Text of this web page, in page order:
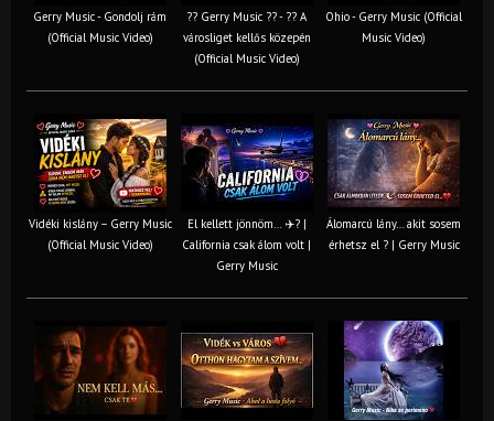
Gerry Music - Gondolj rám
(Official Music Video)
?? Gerry Music ?? - ?? A
városliget kellős közepén
(Official Music Video)
Ohio - Gerry Music (Official
Music Video)
Vidéki kislány – Gerry Music
(Official Music Video)
El kellett jönnöm… ✈️? |
California csak álom volt |
Gerry Music
Álomarcú lány… akit sosem
érhetsz el ? | Gerry Music